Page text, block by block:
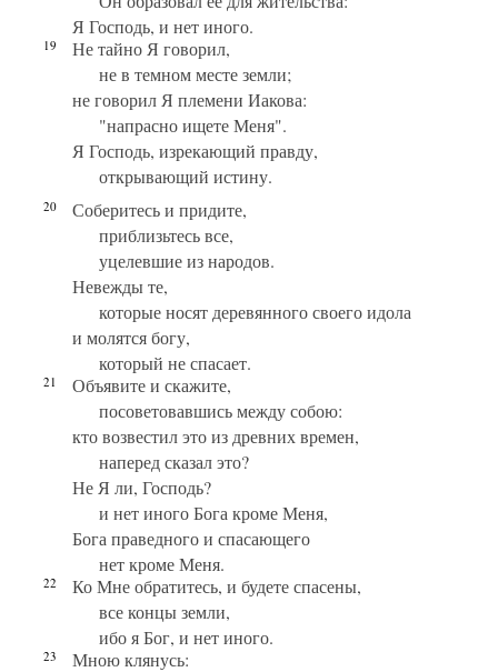
Я Господь, и нет иного.
19
Не тайно Я говорил,
не в темном месте земли;
не говорил Я племени Иакова:
"напрасно ищете Меня".
Я Господь, изрекающий правду,
открывающий истину.
20
Соберитесь и придите,
приблизьтесь все,
уцелевшие из народов.
Невежды те,
которые носят деревянного своего идола
и молятся богу,
который не спасает.
21
Объявите и скажите,
посоветовавшись между собою:
кто возвестил это из древних времен,
наперед сказал это?
Не Я ли, Господь?
и нет иного Бога кроме Меня,
Бога праведного и спасающего
нет кроме Меня.
22
Ко Мне обратитесь, и будете спасены,
все концы земли,
ибо я Бог, и нет иного.
23
Мною клянусь: